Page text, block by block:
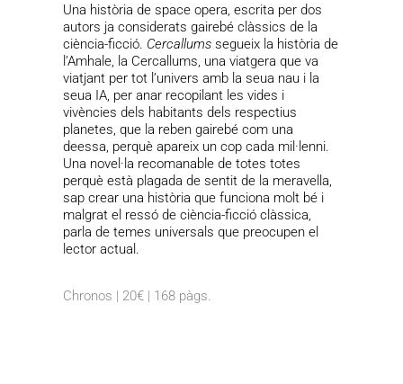
Una història de space opera, escrita per dos
autors ja considerats gairebé clàssics de la
ciència-ficció. Cercallums segueix la història de
l’Amhale, la Cercallums, una viatgera que va
viatjant per tot l’univers amb la seua nau i la
seua IA, per anar recopilant les vides i
vivències dels habitants dels respectius
planetes, que la reben gairebé com una
deessa, perquè apareix un cop cada mil·lenni.
Una novel·la recomanable de totes totes
perquè està plagada de sentit de la meravella,
sap crear una història que funciona molt bé i
malgrat el ressó de ciència-ficció clàssica,
parla de temes universals que preocupen el
lector actual.
Chronos | 20€ | 168 pàgs.